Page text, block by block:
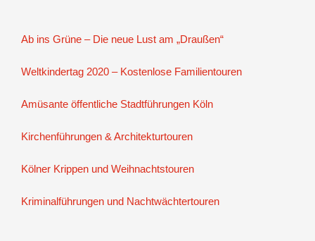
Ab ins Grüne – Die neue Lust am „Draußen“
Weltkindertag 2020 – Kostenlose Familientouren
Amüsante öffentliche Stadtführungen Köln
Kirchenführungen & Architekturtouren
Kölner Krippen und Weihnachtstouren
Kriminalführungen und Nachtwächtertouren